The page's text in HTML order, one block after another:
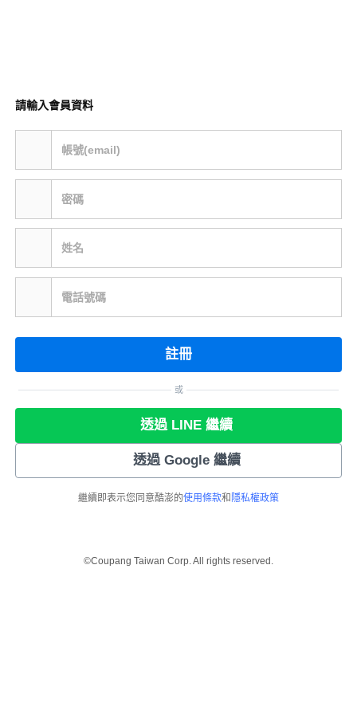
請輸入會員資料
帳號(email)
密碼
姓名
電話號碼
註冊
或
透過 LINE 繼續
透過 Google 繼續
繼續即表示您同意酷澎的使用條款和 隱私權政策
©Coupang Taiwan Corp. All rights reserved.